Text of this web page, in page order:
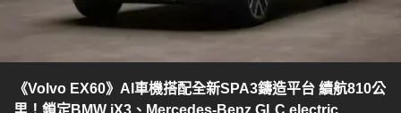
《Volvo EX60》AI車機搭配全新SPA3鑄造平台 續航810公